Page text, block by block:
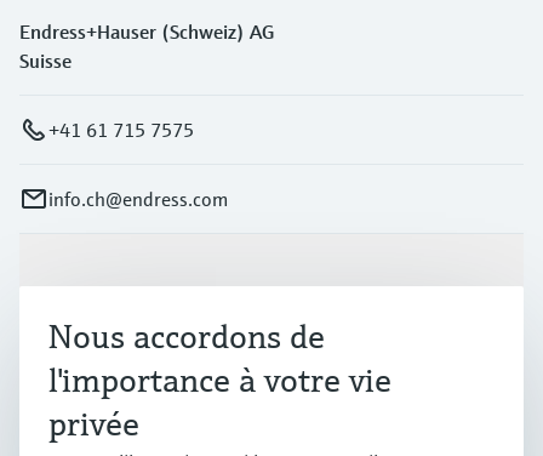
Endress+Hauser (Schweiz) AG
Suisse
+41 61 715 7575
info.ch@endress.com
Industries
Nous accordons de
l'importance à votre vie
privée